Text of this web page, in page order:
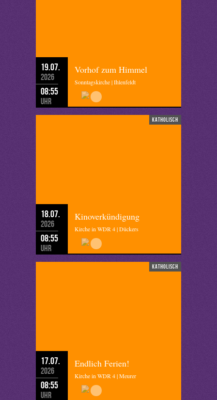
19.07.
2026
08:55
Uhr
Vorhof zum Himmel
Sonntagskirche | Ihlenfeldt
katholisch
18.07.
2026
08:55
Uhr
Kinoverkündigung
Kirche in WDR 4 | Dückers
katholisch
17.07.
2026
08:55
Uhr
Endlich Ferien!
Kirche in WDR 4 | Meurer